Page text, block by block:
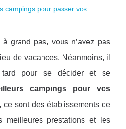
campings pour passer vos...
grand pas, vous n’avez pas
de vacances. Néanmoins, il
tard pour se décider et se
campings pour vos
ce sont des établissements de
meilleures prestations et les